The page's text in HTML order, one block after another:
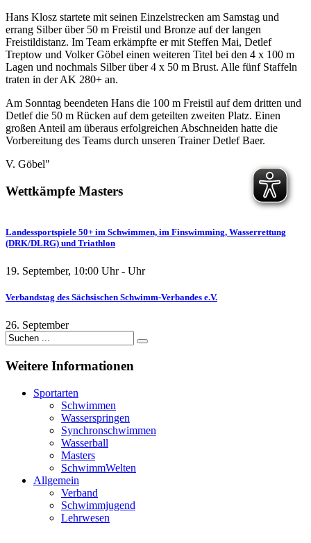
Hans Klosz startete mit seinen Einzelstrecken am Samstag und
errang Silber über 50 m Freistil und Bronze auf der langen
Freistildistanz. Im Team erkämpfte er mit Steffen Mai, Detlef
Treptow und Volker Göbel einen weiteren Titel bei den 4 x 100 m
Lagen und nochmals Silber über 4 x 50 m Brust. Alle fünf Staffeln
traten in der AK 280+ an.
Am Sonntag beendeten Hans die 100 m Freistil auf dem dritten und
Detlef die 50 m Rücken auf dem geteilten zweiten Platz. Einen
großen Anteil am überaus erfolgreichen Abschneiden hatte die
Vorbereitung des Teams durch unseren Trainer Detlef Baer.
V. Göbel"
Wettkämpfe Masters
Landessportspiele 50+ im Schwimmen, im Finswimming, Wasserrettung
(DRK/DLRG) und Triathlon
19. September, 10:00 Uhr - Uhr
Verbandstag des Sächsischen Schwimm-Verbandes e.V.
26. September
Weitere Informationen
Sportarten
Schwimmen
Wasserspringen
Synchronschwimmen
Wasserball
Masters
SchwimmWelten
Allgemein
Verband
Schwimmjugend
Lehrwesen